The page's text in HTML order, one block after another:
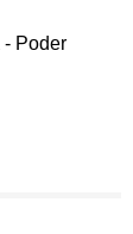
- Poder